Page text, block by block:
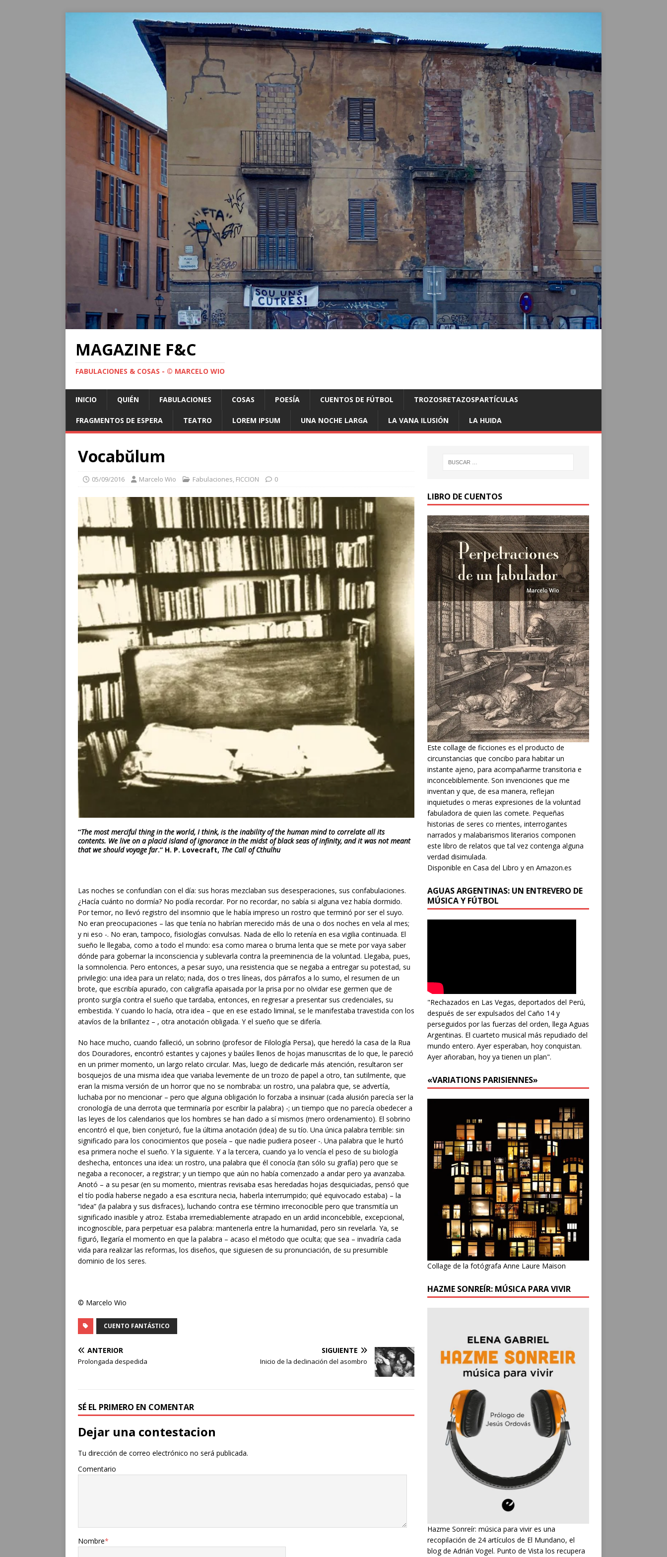
MAGAZINE F&C
FABULACIONES & COSAS - © MARCELO WIO
INICIO QUIÉN FABULACIONES COSAS POESÍA CUENTOS DE FÚTBOL TROZOSRETAZOSPARTÍCULAS
FRAGMENTOS DE ESPERA TEATRO LOREM IPSUM UNA NOCHE LARGA LA VANA ILUSIÓN LA HUIDA
Vocabŭlum
05/09/2016 Marcelo Wio Fabulaciones, FICCION 0
“The most merciful thing in the world, I think, is the inability of the human mind to correlate all its
contents. We live on a placid island of ignorance in the midst of black seas of infinity, and it was not meant
that we should voyage far.” H. P. Lovecraft, The Call of Cthulhu
Las noches se confundían con el día: sus horas mezclaban sus desesperaciones, sus confabulaciones.
¿Hacía cuánto no dormía? No podía recordar. Por no recordar, no sabía si alguna vez había dormido.
Por temor, no llevó registro del insomnio que le había impreso un rostro que terminó por ser el suyo.
No eran preocupaciones – las que tenía no habrían merecido más de una o dos noches en vela al mes;
y ni eso -. No eran, tampoco, fisiologías convulsas. Nada de ello lo retenía en esa vigilia continuada. El
sueño le llegaba, como a todo el mundo: esa como marea o bruma lenta que se mete por vaya saber
dónde para gobernar la inconsciencia y sublevarla contra la preeminencia de la voluntad. Llegaba, pues,
la somnolencia. Pero entonces, a pesar suyo, una resistencia que se negaba a entregar su potestad, su
privilegio: una idea para un relato; nada, dos o tres líneas, dos párrafos a lo sumo, el resumen de un
brote, que escribía apurado, con caligrafía apaisada por la prisa por no olvidar ese germen que de
pronto surgía contra el sueño que tardaba, entonces, en regresar a presentar sus credenciales, su
embestida. Y cuando lo hacía, otra idea – que en ese estado liminal, se le manifestaba travestida con los
atavíos de la brillantez – , otra anotación obligada. Y el sueño que se difería.
No hace mucho, cuando falleció, un sobrino (profesor de Filología Persa), que heredó la casa de la Rua
dos Douradores, encontró estantes y cajones y baúles llenos de hojas manuscritas de lo que, le pareció
en un primer momento, un largo relato circular. Mas, luego de dedicarle más atención, resultaron ser
bosquejos de una misma idea que variaba levemente de un trozo de papel a otro, tan sutilmente, que
eran la misma versión de un horror que no se nombraba: un rostro, una palabra que, se advertía,
luchaba por no mencionar – pero que alguna obligación lo forzaba a insinuar (cada alusión parecía ser la
cronología de una derrota que terminaría por escribir la palabra) -; un tiempo que no parecía obedecer a
las leyes de los calendarios que los hombres se han dado a sí mismos (mero ordenamiento). El sobrino
encontró el que, bien conjeturó, fue la última anotación (idea) de su tío. Una única palabra terrible: sin
significado para los conocimientos que poseía – que nadie pudiera poseer -. Una palabra que le hurtó
esa primera noche el sueño. Y la siguiente. Y a la tercera, cuando ya lo vencía el peso de su biología
deshecha, entonces una idea: un rostro, una palabra que él conocía (tan sólo su grafía) pero que se
negaba a reconocer, a registrar; y un tiempo que aún no había comenzado a andar pero ya avanzaba.
Anotó – a su pesar (en su momento, mientras revisaba esas heredadas hojas desquiciadas, pensó que
el tío podía haberse negado a esa escritura necia, haberla interrumpido; qué equivocado estaba) – la
“idea” (la palabra y sus disfraces), luchando contra ese término irreconocible pero que transmitía un
significado inasible y atroz. Estaba irremediablemente atrapado en un ardid inconcebible, excepcional,
incognoscible, para perpetuar esa palabra: mantenerla entre la humanidad, pero sin revelarla. Ya, se
figuró, llegaría el momento en que la palabra – acaso el método que oculta; que sea – invadiría cada
vida para realizar las reformas, los diseños, que siguiesen de su pronunciación, de su presumible
dominio de los seres.
© Marcelo Wio
CUENTO FANTÁSTICO
ANTERIOR
Prolongada despedida
SIGUIENTE
Inicio de la declinación del asombro
SÉ EL PRIMERO EN COMENTAR
Dejar una contestacion
Tu dirección de correo electrónico no será publicada.
Comentario
Nombre*
LIBRO DE CUENTOS
Este collage de ficciones es el producto de
circunstancias que concibo para habitar un
instante ajeno, para acompañarme transitoria e
inconcebiblemente. Son invenciones que me
inventan y que, de esa manera, reflejan
inquietudes o meras expresiones de la voluntad
fabuladora de quien las comete. Pequeñas
historias de seres co rrientes, interrogantes
narrados y malabarismos literarios componen
este libro de relatos que tal vez contenga alguna
verdad disimulada.
Disponible en Casa del Libro y en Amazon.es
AGUAS ARGENTINAS: UN ENTREVERO DE
MÚSICA Y FÚTBOL
"Rechazados en Las Vegas, deportados del Perú,
después de ser expulsados del Caño 14 y
perseguidos por las fuerzas del orden, llega Aguas
Argentinas. El cuarteto musical más repudiado del
mundo entero. Ayer esperaban, hoy conquistan.
Ayer añoraban, hoy ya tienen un plan".
«VARIATIONS PARISIENNES»
Collage de la fotógrafa Anne Laure Maison
HAZME SONREÍR: MÚSICA PARA VIVIR
Hazme Sonreír: música para vivir es una
recopilación de 24 artículos de El Mundano, el
blog de Adrián Vogel. Punto de Vista los recupera